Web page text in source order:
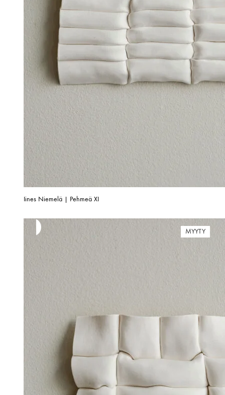
Iines Niemelä | Pehmeä XI
MYYTY